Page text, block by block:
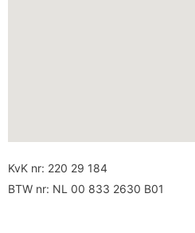
KvK nr: 220 29 184
BTW nr: NL 00 833 2630 B01